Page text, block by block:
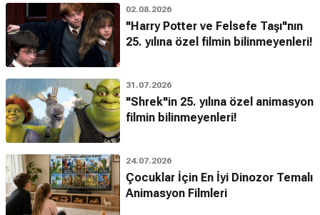
02.08.2026
"Harry Potter ve Felsefe Taşı"nın
25. yılına özel filmin bilinmeyenleri!
31.07.2026
"Shrek"in 25. yılına özel animasyon
filmin bilinmeyenleri!
24.07.2026
Çocuklar İçin En İyi Dinozor Temalı
Animasyon Filmleri